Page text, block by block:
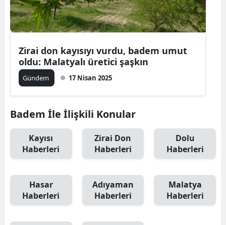
Zirai don kayısıyı vurdu, badem umut
oldu: Malatyalı üretici şaşkın
Gündem 17 Nisan 2025
Badem İle İlişkili Konular
Kayısı
Haberleri
Zirai Don
Haberleri
Dolu
Haberleri
Hasar
Haberleri
Adıyaman
Haberleri
Malatya
Haberleri